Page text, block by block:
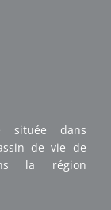
située dans
de vie de
la région